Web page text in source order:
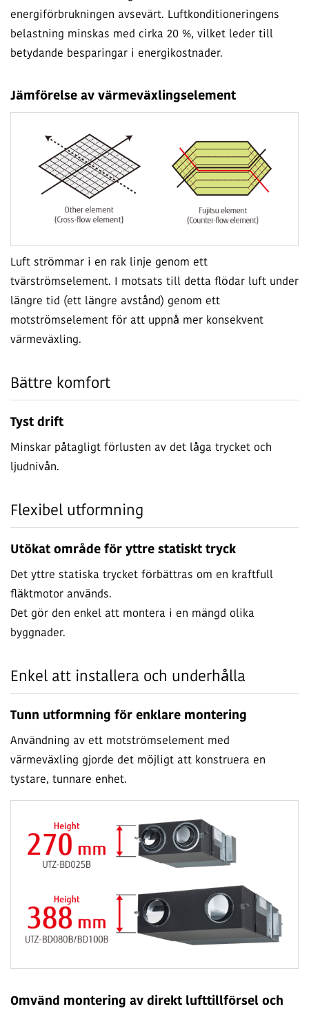
energiförbrukningen avsevärt. Luftkonditioneringens
belastning minskas med cirka 20 %, vilket leder till
betydande besparingar i energikostnader.
Jämförelse av värmeväxlingselement
Luft strömmar i en rak linje genom ett
tvärströmselement. I motsats till detta flödar luft under
längre tid (ett längre avstånd) genom ett
motströmselement för att uppnå mer konsekvent
värmeväxling.
Bättre komfort
Tyst drift
Minskar påtagligt förlusten av det låga trycket och
ljudnivån.
Flexibel utformning
Utökat område för yttre statiskt tryck
Det yttre statiska trycket förbättras om en kraftfull
fläktmotor används.
Det gör den enkel att montera i en mängd olika
byggnader.
Enkel att installera och underhålla
Tunn utformning för enklare montering
Användning av ett motströmselement med
värmeväxling gjorde det möjligt att konstruera en
tystare, tunnare enhet.
Omvänd montering av direkt lufttillförsel och